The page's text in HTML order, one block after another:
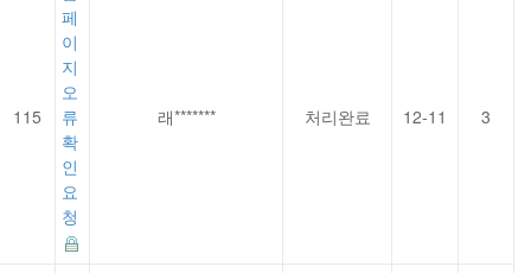
115
페
이
지
오
류
확
인
요
청
래******* 처리완료 12-11 3